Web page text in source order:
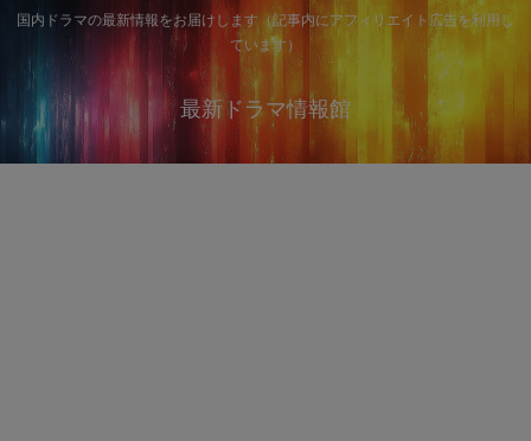
国内ドラマの最新情報をお届けします（記事内にアフィリエイト広告を利用し
ています）
最新ドラマ情報館